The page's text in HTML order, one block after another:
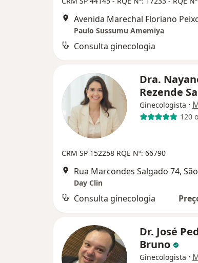
Paulo Sussumu Amemiya
Consulta ginecologia
Dra.
Rezende
Ginecologista ·
120
CRM SP 152258 RQE Nº: 66790
Day Clin
Consulta ginecologia
Dr. José
Bruno
Ginecologista ·